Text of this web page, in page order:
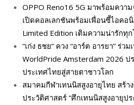
OPPO Reno16 5G มาพร้อมควา
เปิดคอลเลกชันพร้อมเพื่อนซี้ไอคอ
Limited Edition เติมความน่ารักทุ
“เก่ง ธชย” ควง “อาร์ต อารยา” ร่ว
WorldPride Amsterdam 2026 ป
ประเทศไทยสู่สายตาชาวโลก
สมาคมกีฬาเทนนิสสูงอายุไทย สร้า
ประวัติศาสตร์ “ศึกเทนนิสสูงอายุป